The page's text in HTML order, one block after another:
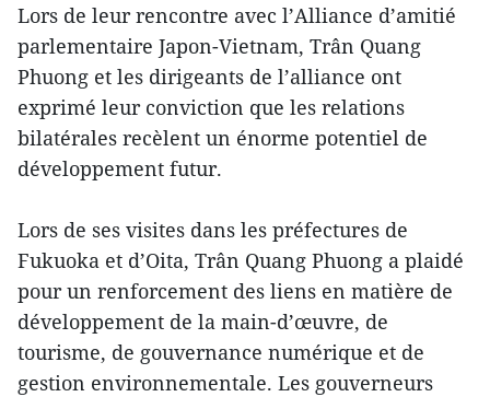
Lors de leur rencontre avec l’Alliance d’amitié
parlementaire Japon-Vietnam, Trân Quang
Phuong et les dirigeants de l’alliance ont
exprimé leur conviction que les relations
bilatérales recèlent un énorme potentiel de
développement futur.
Lors de ses visites dans les préfectures de
Fukuoka et d’Oita, Trân Quang Phuong a plaidé
pour un renforcement des liens en matière de
développement de la main-d’œuvre, de
tourisme, de gouvernance numérique et de
gestion environnementale. Les gouverneurs